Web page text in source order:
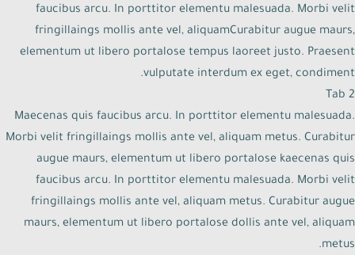
faucibus arcu. In porttitor elementu malesuada. Morbi velit
fringillaings mollis ante vel, aliquamCurabitur augue maurs,
elementum ut libero portalose tempus laoreet justo. Praesent
vulputate interdum ex eget, condiment.
Tab 2
Maecenas quis faucibus arcu. In porttitor elementu malesuada.
Morbi velit fringillaings mollis ante vel, aliquam metus. Curabitur
augue maurs, elementum ut libero portalose kaecenas quis
faucibus arcu. In porttitor elementu malesuada. Morbi velit
fringillaings mollis ante vel, aliquam metus. Curabitur augue
maurs, elementum ut libero portalose dollis ante vel, aliquam
metus.